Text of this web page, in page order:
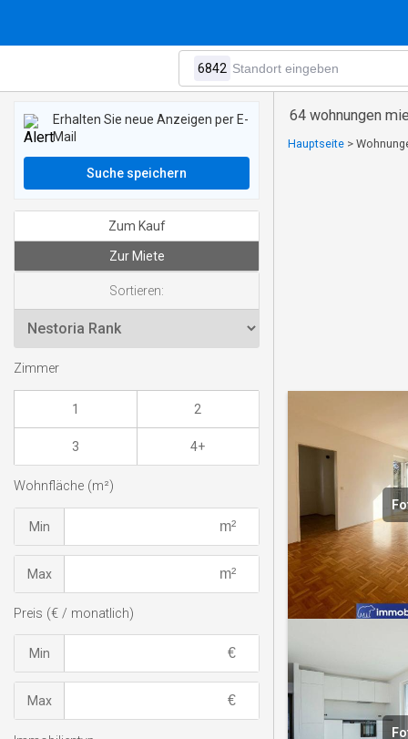
64 wohnungen
Hauptseite >
Erhalten Sie neue Anzeigen per E-
Mail
Suche speichern
Zum Kauf
Zur Miete
Sortieren:
Zimmer
1 2
3 4+
Wohnfläche (m²)
Min
Max
Preis (€ / monatlich)
Min
Max